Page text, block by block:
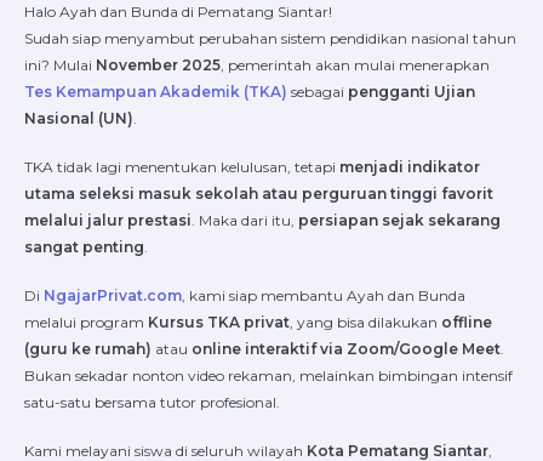
Halo Ayah dan Bunda di Pematang Siantar!
Sudah siap menyambut perubahan sistem pendidikan nasional tahun
ini? Mulai November 2025 , pemerintah akan mulai menerapkan
Tes Kemampuan Akademik (TKA) sebagai pengganti Ujian
Nasional (UN)
TKA tidak lagi menentukan kelulusan, tetapi menjadi indikator
utama seleksi masuk sekolah atau perguruan tinggi favorit
melalui jalur prestasi . Maka dari itu, persiapan sejak sekarang
sangat penting
Di NgajarPrivat.com , kami siap membantu Ayah dan Bunda
melalui program Kursus TKA privat , yang bisa dilakukan offline
(guru ke rumah) atau online interaktif via Zoom/Google Meet
Bukan sekadar nonton video rekaman, melainkan bimbingan intensif
satu-satu bersama tutor profesional.
Kami melayani siswa di seluruh wilayah Kota Pematang Siantar